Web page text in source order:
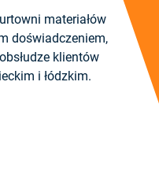
materiałów
doświadczeniem,
klientów
i łódzkim.